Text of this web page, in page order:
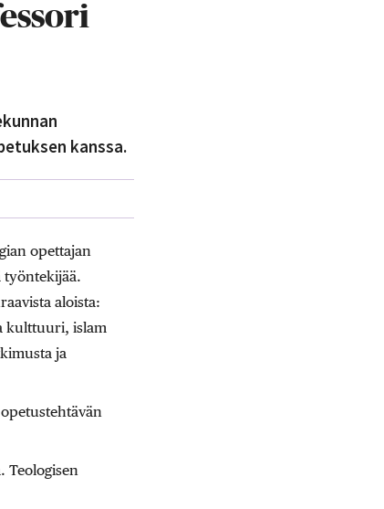
kanssa.
opettajan
työntekijää.
aloista:
kulttuuri, islam
ja
Teologisen